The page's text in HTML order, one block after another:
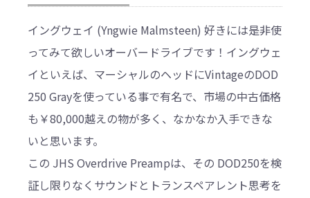
イングウェイ (Yngwie Malmsteen) 好きには是非使
ってみて欲しいオーバードライブです！イングウェ
イといえば、マーシャルのヘッドにVintageのDOD
250 Grayを使っている事で有名で、市場の中古価格
も￥80,000越えの物が多く、なかなか入手できな
いと思います。
この JHS Overdrive Preampは、その DOD250を検
証し限りなくサウンドとトランスペアレント思考を